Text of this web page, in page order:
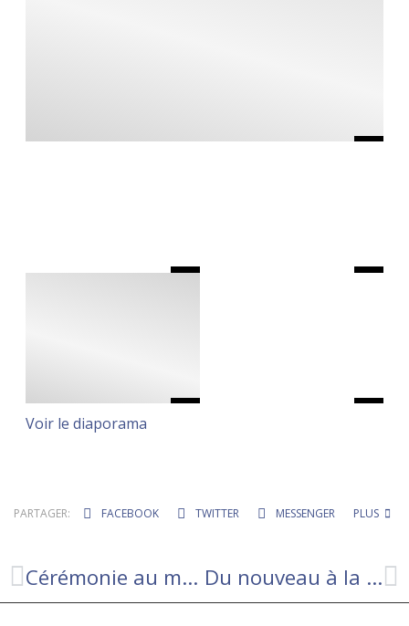
Voir le diaporama
PARTAGER: FACEBOOK TWITTER MESSENGER PLUS
Cérémonie au monument aux Morts de Gabriac Du nouveau à la bibliothèque !